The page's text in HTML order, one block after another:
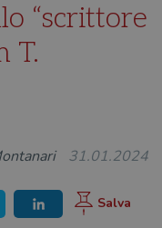
“scrittore
T.
31.01.2024